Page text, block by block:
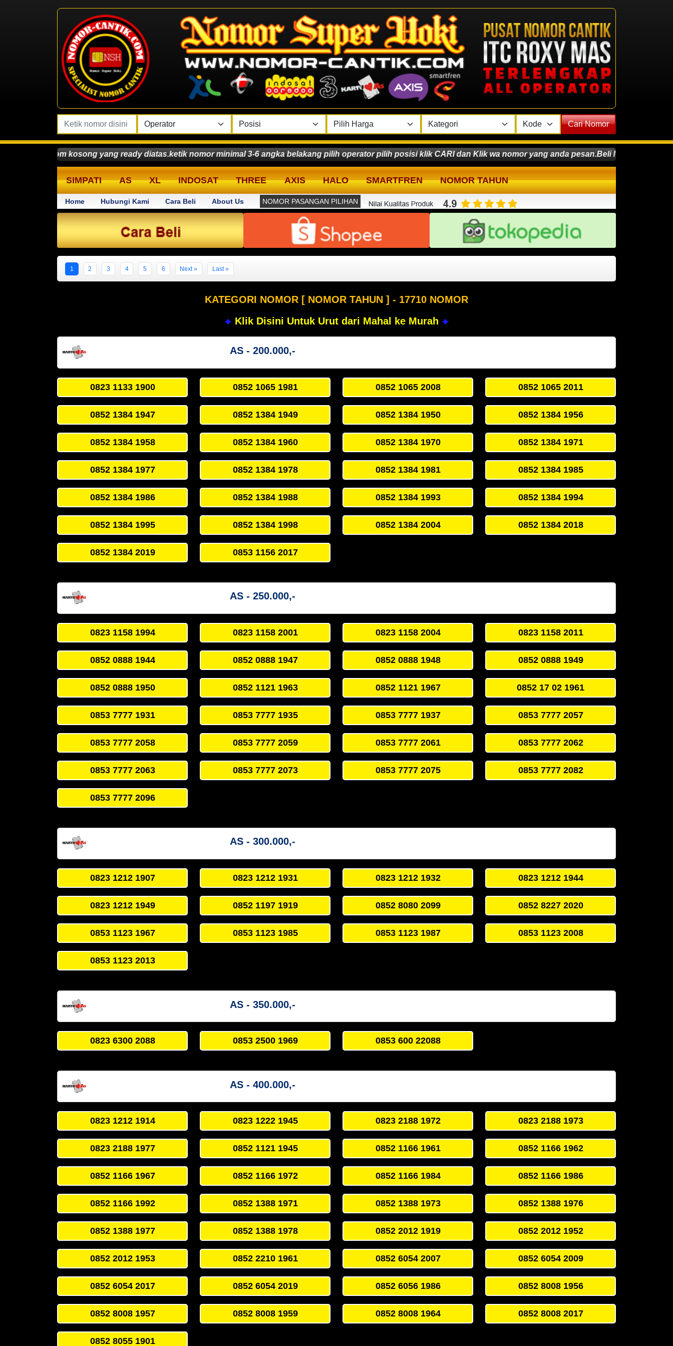
Cari Nomor
kosong yang ready diatas.ketik nomor minimal 3-6 angka belakang pilih operator pilih posisi klik CARI dan Klik wa nomor yang anda pesan.Beli Nomor Cantik Transaksi
SIMPATI AS XL INDOSAT THREE AXIS HALO SMARTFREN NOMOR TAHUN
Home Hubungi Kami Cara Beli About Us NOMOR PASANGAN PILIHAN
1 2 3 4 5 6 Next » Last »
KATEGORI NOMOR [ NOMOR TAHUN ] - 17710 NOMOR
Klik Disini Untuk Urut dari Mahal ke Murah
AS - 200.000,-
0823 1133 1900 0852 1065 1981 0852 1065 2008 0852 1065 2011
0852 1384 1947 0852 1384 1949 0852 1384 1950 0852 1384 1956
0852 1384 1958 0852 1384 1960 0852 1384 1970 0852 1384 1971
0852 1384 1977 0852 1384 1978 0852 1384 1981 0852 1384 1985
0852 1384 1986 0852 1384 1988 0852 1384 1993 0852 1384 1994
0852 1384 1995 0852 1384 1998 0852 1384 2004 0852 1384 2018
0852 1384 2019 0853 1156 2017
AS - 250.000,-
0823 1158 1994 0823 1158 2001 0823 1158 2004 0823 1158 2011
0852 0888 1944 0852 0888 1947 0852 0888 1948 0852 0888 1949
0852 0888 1950 0852 1121 1963 0852 1121 1967 0852 17 02 1961
0853 7777 1931 0853 7777 1935 0853 7777 1937 0853 7777 2057
0853 7777 2058 0853 7777 2059 0853 7777 2061 0853 7777 2062
0853 7777 2063 0853 7777 2073 0853 7777 2075 0853 7777 2082
0853 7777 2096
AS - 300.000,-
0823 1212 1907 0823 1212 1931 0823 1212 1932 0823 1212 1944
0823 1212 1949 0852 1197 1919 0852 8080 2099 0852 8227 2020
0853 1123 1967 0853 1123 1985 0853 1123 1987 0853 1123 2008
0853 1123 2013
AS - 350.000,-
0823 6300 2088 0853 2500 1969 0853 600 22088
AS - 400.000,-
0823 1212 1914 0823 1222 1945 0823 2188 1972 0823 2188 1973
0823 2188 1977 0852 1121 1945 0852 1166 1961 0852 1166 1962
0852 1166 1967 0852 1166 1972 0852 1166 1984 0852 1166 1986
0852 1166 1992 0852 1388 1971 0852 1388 1973 0852 1388 1976
0852 1388 1977 0852 1388 1978 0852 2012 1919 0852 2012 1952
0852 2012 1953 0852 2210 1961 0852 6054 2007 0852 6054 2009
0852 6054 2017 0852 6054 2019 0852 6056 1986 0852 8008 1956
0852 8008 1957 0852 8008 1959 0852 8008 1964 0852 8008 2017
0852 8055 1901